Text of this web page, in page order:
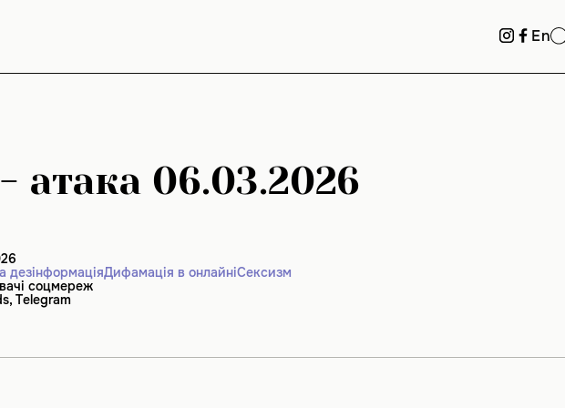
En
атака 06.03.2026
дезінформаціяДифамація в онлайніСексизм
соцмереж
Telegram